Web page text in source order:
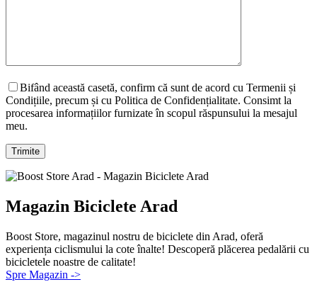
Bifând această casetă, confirm că sunt de acord cu Termenii și
Condițiile, precum și cu Politica de Confidențialitate. Consimt la
procesarea informațiilor furnizate în scopul răspunsului la mesajul
meu.
Magazin Biciclete Arad
Boost Store, magazinul nostru de biciclete din Arad, oferă
experiența ciclismului la cote înalte! Descoperă plăcerea pedalării cu
bicicletele noastre de calitate!
Spre Magazin ->